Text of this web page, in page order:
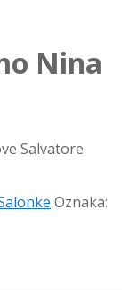
Nina
Salvatore
Oznaka: